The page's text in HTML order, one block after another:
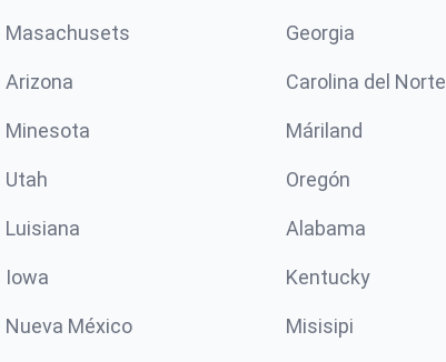
Masachusets Georgia
Arizona Carolina del Norte
Minesota Máriland
Utah Oregón
Luisiana Alabama
Iowa Kentucky
Nueva México Misisipi